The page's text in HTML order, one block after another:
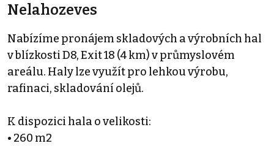
Nelahozeves
Nabízíme pronájem skladových a výrobních hal
v blízkosti D8, Exit 18 (4 km) v průmyslovém
areálu. Haly lze využít pro lehkou výrobu,
rafinaci, skladování olejů.
K dispozici hala o velikosti:
• 260 m2